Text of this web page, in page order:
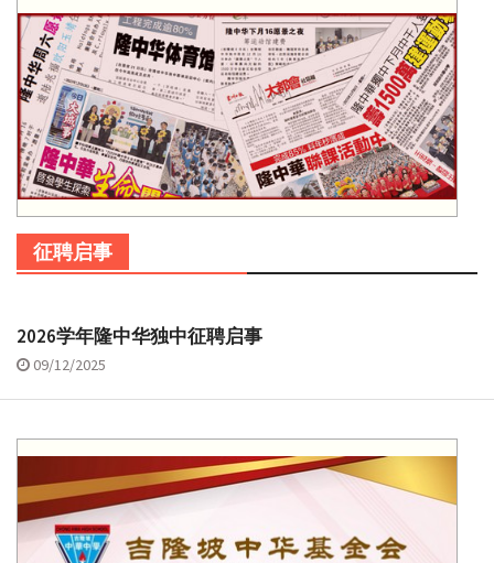
征聘启事
2026学年隆中华独中征聘启事
09/12/2025